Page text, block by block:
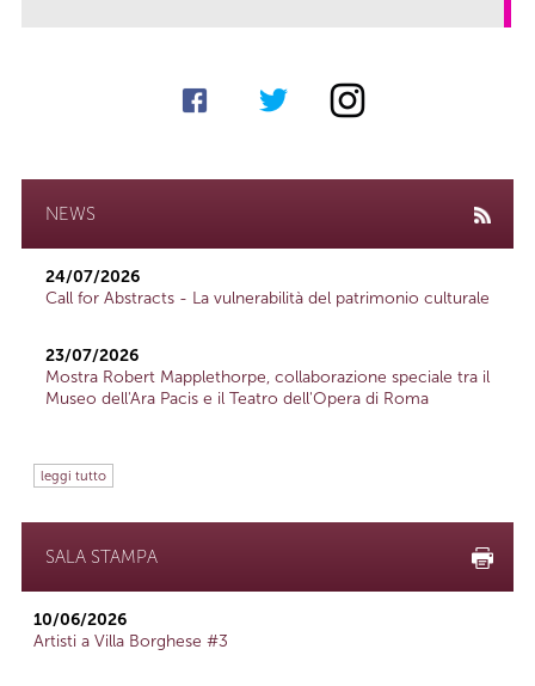
NEWS
24/07/2026
Call for Abstracts - La vulnerabilità del patrimonio culturale
23/07/2026
Mostra Robert Mapplethorpe, collaborazione speciale tra il
Museo dell'Ara Pacis e il Teatro dell'Opera di Roma
leggi tutto
SALA STAMPA
10/06/2026
Artisti a Villa Borghese #3